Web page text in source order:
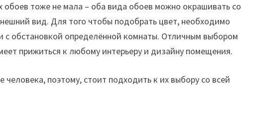
тоже не мала – оба вида обоев можно окрашивать со
вид. Для того чтобы подобрать цвет, необходимо
с обстановкой определённой комнаты. Отличным выбором
прижиться к любому интерьеру и дизайну помещения.
поэтому, стоит подходить к их выбору со всей